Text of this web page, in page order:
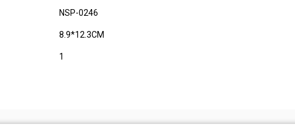
NSP-0246
8.9*12.3CM
1